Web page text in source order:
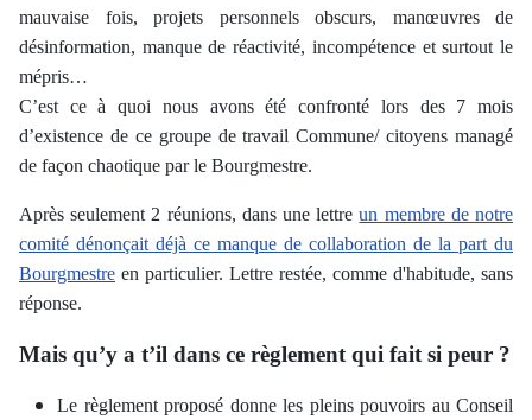
mauvaise fois, projets personnels obscurs, manœuvres de
désinformation, manque de réactivité, incompétence et surtout le
mépris…
C’est ce à quoi nous avons été confronté lors des 7 mois
d’existence de ce groupe de travail Commune/ citoyens managé
de façon chaotique par le Bourgmestre.
Après seulement 2 réunions, dans une lettreun membre de notre
comité dénonçait déjà ce manque de collaboration de la part du
Bourgmestre en particulier. Lettre restée, comme d'habitude, sans
réponse.
Mais qu’y a t’il dans ce règlement qui fait si peur ?
Le règlement proposé donne les pleins pouvoirs au Conseil